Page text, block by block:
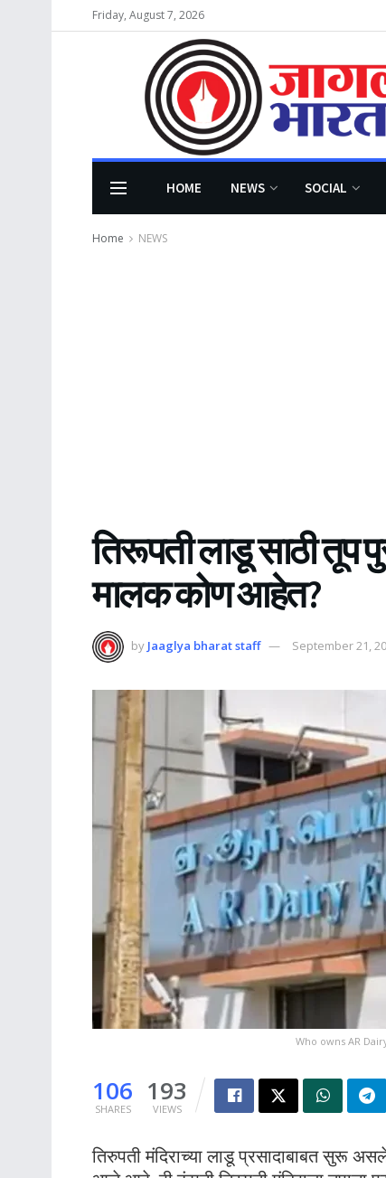
Friday, August 7, 2026
HOME NEWS SOCIAL
Home NEWS
तिरूपती लाडू साठी तूप
मालक कोण आहेत?
by Jaaglya bharat staff September 21,
Who owns AR
106
SHARES
193
VIEWS
तिरुपती मंदिराच्या लाडू प्रसादाबाबत सुरू